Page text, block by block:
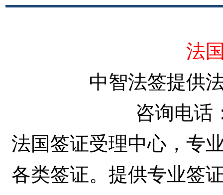
法
中智法签提供
咨询电话
法国签证受理中心，专
各类签证。提供专业签